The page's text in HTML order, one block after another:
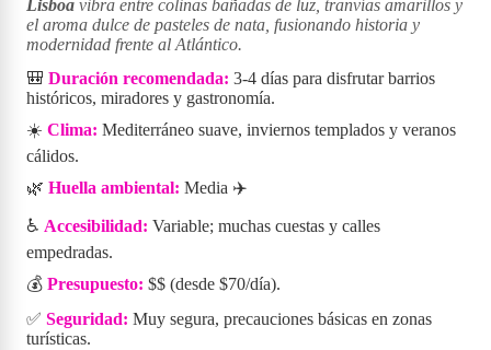
Lisboa vibra entre colinas bañadas de luz, tranvías amarillos y
el aroma dulce de pasteles de nata, fusionando historia y
modernidad frente al Atlántico.
🎒 Duración recomendada: 3-4 días para disfrutar barrios
históricos, miradores y gastronomía.
☀️ Clima: Mediterráneo suave, inviernos templados y veranos
cálidos.
🌿 Huella ambiental: Media ✈️
♿ Accesibilidad: Variable; muchas cuestas y calles
empedradas.
💰 Presupuesto: $$ (desde $70/día).
✅ Seguridad: Muy segura, precauciones básicas en zonas
turísticas.